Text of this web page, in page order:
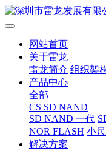
网站首页
关于雷龙
雷龙简介 组织架
产品中心
全部
CS SD NAND
SD NAND 一代
NOR FLASH 小
解决方案